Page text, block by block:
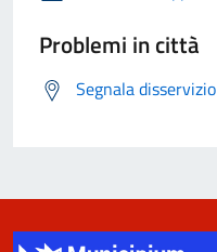
Problemi in città
Segnala disservizio